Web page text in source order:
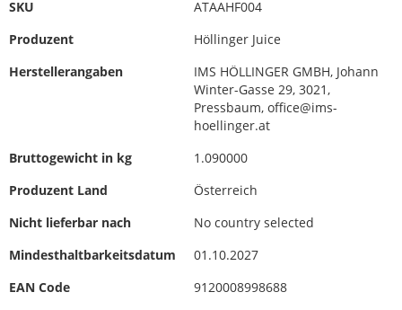
SKU
ATAAHF004
Produzent
Höllinger Juice
Herstellerangaben
IMS HÖLLINGER GMBH, Johann
Winter-Gasse 29, 3021,
Pressbaum, office@ims-
hoellinger.at
Bruttogewicht in kg
1.090000
Produzent Land
Österreich
Nicht lieferbar nach
No country selected
Mindesthaltbarkeitsdatum
01.10.2027
EAN Code
9120008998688